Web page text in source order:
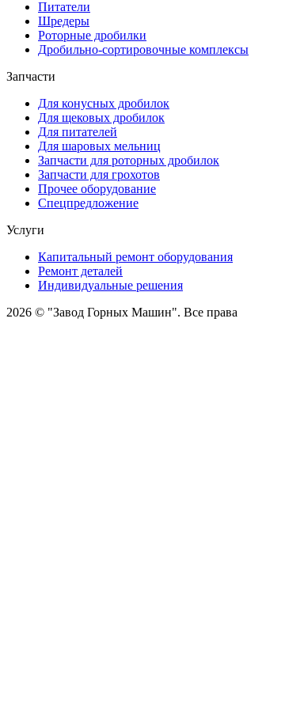
Питатели
Шредеры
Роторные дробилки
Дробильно-сортировочные комплексы
Запчасти
Для конусных дробилок
Для щековых дробилок
Для питателей
Для шаровых мельниц
Запчасти для роторных дробилок
Запчасти для грохотов
Прочее оборудование
Спецпредложение
Услуги
Капитальный ремонт оборудования
Ремонт деталей
Индивидуальные решения
2026 © "Завод Горных Машин". Все права